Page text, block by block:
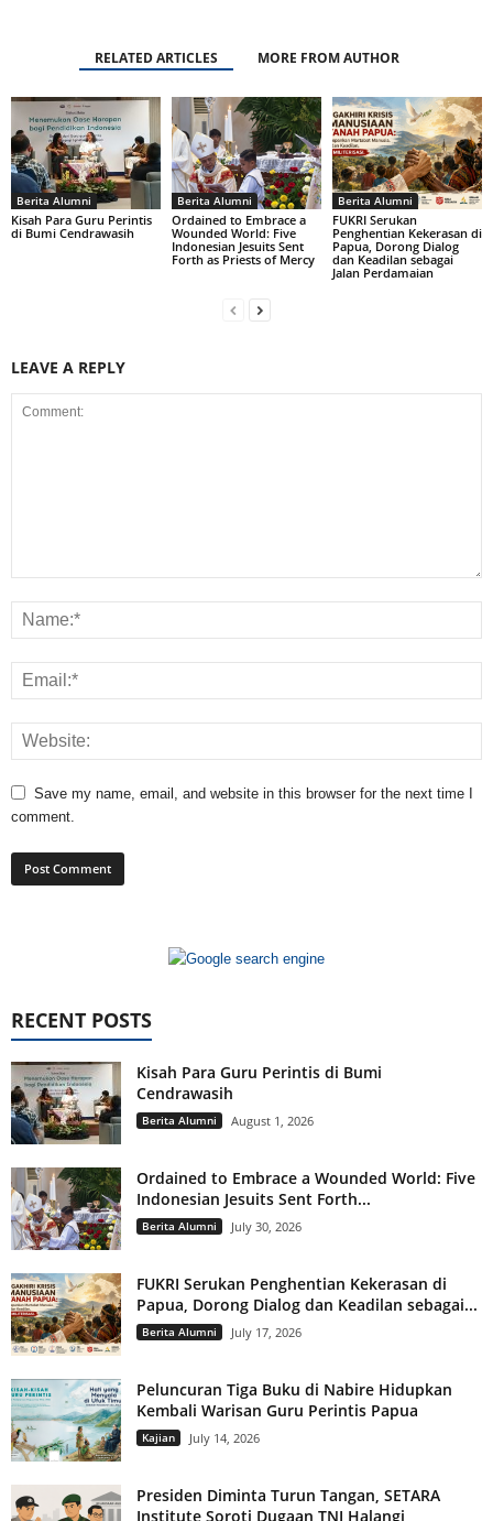
RELATED ARTICLES MORE FROM AUTHOR
Berita Alumni
Kisah Para Guru Perintis
di Bumi Cendrawasih
Berita Alumni
Ordained to Embrace a
Wounded World: Five
Indonesian Jesuits Sent
Forth as Priests of Mercy
Berita Alumni
FUKRI Serukan
Penghentian Kekerasan di
Papua, Dorong Dialog
dan Keadilan sebagai
Jalan Perdamaian
LEAVE A REPLY
Save my name, email, and website in this browser for the next time I
comment.
RECENT POSTS
Kisah Para Guru Perintis di Bumi
Cendrawasih
Berita Alumni August 1, 2026
Ordained to Embrace a Wounded World: Five
Indonesian Jesuits Sent Forth...
Berita Alumni July 30, 2026
FUKRI Serukan Penghentian Kekerasan di
Papua, Dorong Dialog dan Keadilan sebagai...
Berita Alumni July 17, 2026
Peluncuran Tiga Buku di Nabire Hidupkan
Kembali Warisan Guru Perintis Papua
Kajian July 14, 2026
Presiden Diminta Turun Tangan, SETARA
Institute Soroti Dugaan TNI Halangi